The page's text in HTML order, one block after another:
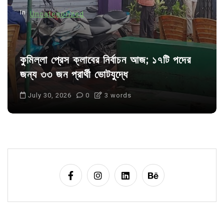
n
In Uncategorized
কুমিল্লা প্রেস ক্লাবের নির্বাচন আজ; ১৭টি পদের
জন্য ৩৩ জন প্রার্থী ভোটযুদ্ধে
July 30, 2026 0 3 words